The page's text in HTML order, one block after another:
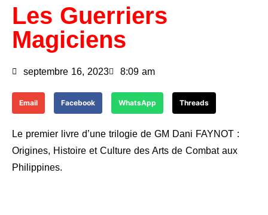
Les Guerriers
Magiciens
septembre 16, 2023 8:09 am
Email Facebook WhatsApp Threads
Le premier livre d’une trilogie de GM Dani FAYNOT :
Origines, Histoire et Culture des Arts de Combat aux
Philippines.